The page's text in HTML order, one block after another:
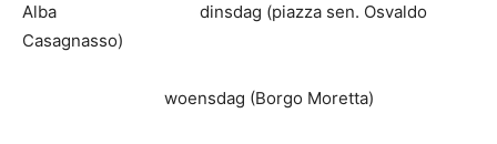
Alba
dinsdag (piazza sen. Osvaldo
Casagnasso)
woensdag (Borgo Moretta)